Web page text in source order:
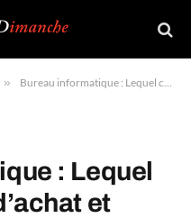
» Bureau informatique : Lequel choisir ? Guide d’achat et comparatif complet !
: Lequel
et